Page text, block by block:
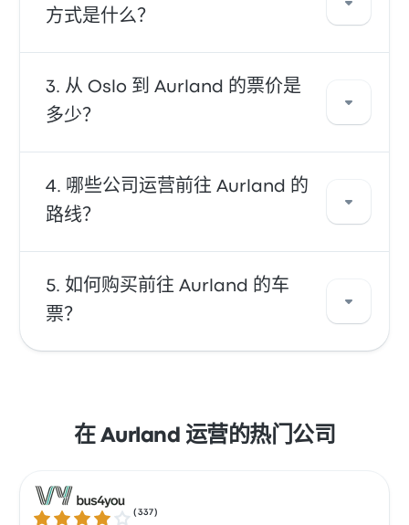
以乘坐出租车或使用拼车服务。
方式是什么？
往返 Aurland 的最快方式是乘坐 巴士，它提供前
往您的目的地的便捷交通。巴士 的价格实惠、可
从 Oslo 到 Aurland 的票价是
多少？
一般来说，从 Aurland 到 Oslo 的票价大约为
¥526。该路线由 Vy bus4you 运营，大约需要 7h
53m。请注意，票价可能因交通方式、出行时间
和季节而发生变化。
哪些公司运营前往 Aurland 的
路线？
您可以乘坐 Vy bus4you 的车次前往 Aurland。
该公司每天提供 51 趟车次，最早一班 巴士 在 上
如何购买前往 Aurland 的车
票？
Apple Pay 和 Google Pay 等服务轻松付款。
在 Aurland 运营的热门公司
4.2 / 5 星 (337 )